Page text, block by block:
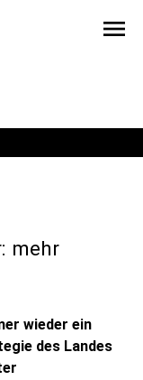
menu
mehr
wieder ein
des Landes